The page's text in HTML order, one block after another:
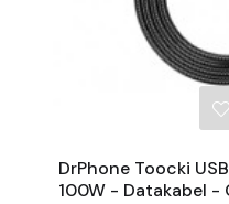
DrPhone Toocki
100W - Datakabel -